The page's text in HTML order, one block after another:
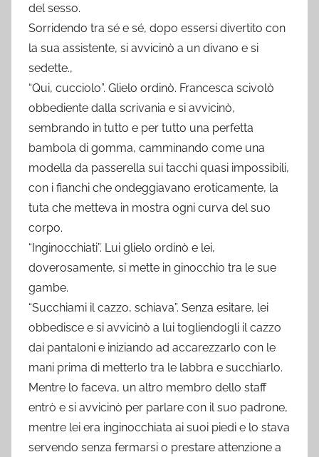
del sesso.
Sorridendo tra sé e sé, dopo essersi divertito con
la sua assistente, si avvicinò a un divano e si
sedette.,
“Qui, cucciolo”. Glielo ordinò. Francesca scivolò
obbediente dalla scrivania e si avvicinò,
sembrando in tutto e per tutto una perfetta
bambola di gomma, camminando come una
modella da passerella sui tacchi quasi impossibili,
con i fianchi che ondeggiavano eroticamente, la
tuta che metteva in mostra ogni curva del suo
corpo.
“Inginocchiati”. Lui glielo ordinò e lei,
doverosamente, si mette in ginocchio tra le sue
gambe.
“Succhiami il cazzo, schiava”. Senza esitare, lei
obbedisce e si avvicinò a lui togliendogli il cazzo
dai pantaloni e iniziando ad accarezzarlo con le
mani prima di metterlo tra le labbra e succhiarlo.
Mentre lo faceva, un altro membro dello staff
entrò e si avvicinò per parlare con il suo padrone,
mentre lei era inginocchiata ai suoi piedi e lo stava
servendo senza fermarsi o prestare attenzione a